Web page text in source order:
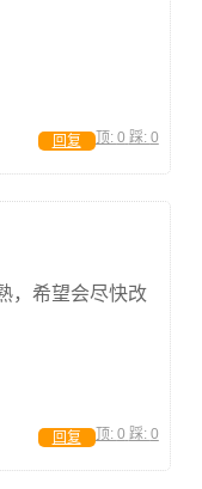
顶: 0 踩: 0
回复
，希望会尽快改
顶: 0 踩: 0
回复